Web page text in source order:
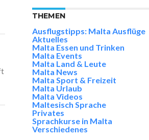
THEMEN
Ausflugstipps: Malta Ausflüge
Aktuelles
Malta Essen und Trinken
Malta Events
Malta Land & Leute
Malta News
Malta Sport & Freizeit
Malta Urlaub
Malta Videos
Maltesisch Sprache
Privates
Sprachkurse in Malta
Verschiedenes